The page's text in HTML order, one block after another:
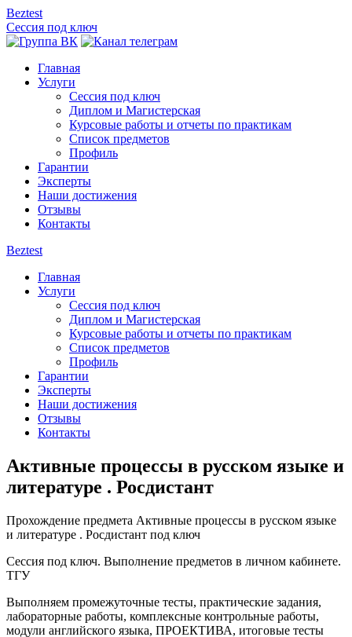
Beztest
Сессия под ключ
Главная
Услуги
Сессия под ключ
Диплом и Магистерская
Курсовые работы и отчеты по практикам
Список предметов
Профиль
Гарантии
Эксперты
Наши достижения
Отзывы
Контакты
Beztest
Главная
Услуги
Сессия под ключ
Диплом и Магистерская
Курсовые работы и отчеты по практикам
Список предметов
Профиль
Гарантии
Эксперты
Наши достижения
Отзывы
Контакты
Активные процессы в русском языке и
литературе . Росдистант
Прохождение предмета Активные процессы в русском языке
и литературе . Росдистант под ключ
Сессия под ключ. Выполнение предметов в личном кабинете.
ТГУ
Выполняем промежуточные тесты, практические задания,
лабораторные работы, комплексные контрольные работы,
модули английского языка, ПРОЕКТИВА, итоговые тесты